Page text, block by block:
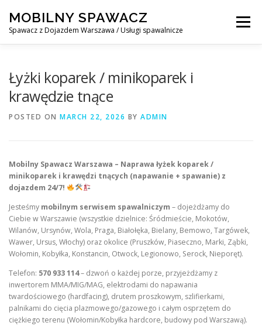
content
MOBILNY SPAWACZ
Spawacz z Dojazdem Warszawa / Usługi spawalnicze
Menu
Łyżki koparek / minikoparek i
krawędzie tnące
POSTED ON MARCH 22, 2026 BY ADMIN
Mobilny Spawacz Warszawa – Naprawa łyżek koparek /
minikoparek i krawędzi tnących (napawanie + spawanie) z
dojazdem 24/7!
Jesteśmy mobilnym serwisem spawalniczym – dojeżdżamy do
Ciebie w Warszawie (wszystkie dzielnice: Śródmieście, Mokotów,
Wilanów, Ursynów, Wola, Praga, Białołęka, Bielany, Bemowo, Targówek,
Wawer, Ursus, Włochy) oraz okolice (Pruszków, Piaseczno, Marki, Ząbki,
Wołomin, Kobyłka, Konstancin, Otwock, Legionowo, Serock, Nieporęt).
Telefon: 570 933 114– dzwoń o każdej porze, przyjeżdżamy z
inwertorem MMA/MIG/MAG, elektrodami do napawania
twardościowego (hardfacing), drutem proszkowym, szlifierkami,
palnikami do cięcia plazmowego/gazowego i całym osprzętem do
ciężkiego terenu (Wołomin/Kobyłka hardcore, budowy pod Warszawą).